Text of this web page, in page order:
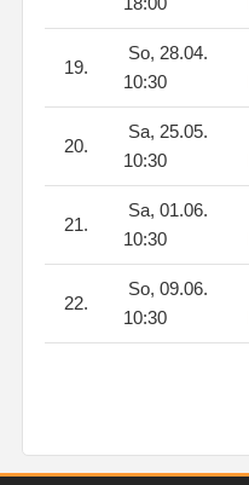
19.
So, 28.04.
10:30
20.
Sa, 25.05.
10:30
21.
Sa, 01.06.
10:30
22.
So, 09.06.
10:30